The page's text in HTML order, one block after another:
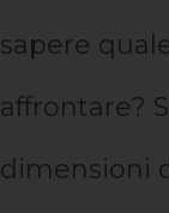
sapere
affrontare?
dimensioni